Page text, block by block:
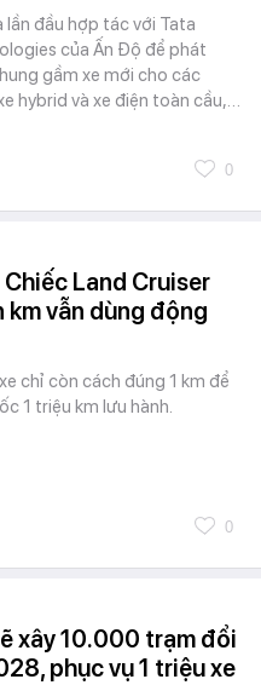
lần đầu hợp tác với Tata
của Ấn Độ để phát
gầm xe mới cho các
hybrid và xe điện toàn cầu,…
0
Land Cruiser
km vẫn dùng động
chỉ còn cách đúng 1 km để
1 triệu km lưu hành.
0
xây 10.000 trạm đổi
phục vụ 1 triệu xe